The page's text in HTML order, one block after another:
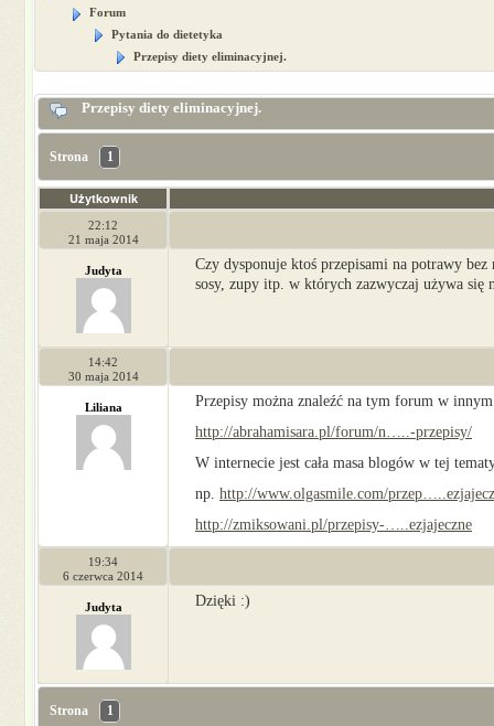
Forum
Pytania do dietetyka
Przepisy diety eliminacyjnej.
Przepisy diety eliminacyjnej.
Strona 1
Użytkownik
22:12
21 maja 2014
Judyta
Czy dysponuje ktoś przepisami na potrawy
sosy, zupy itp. w których zazwyczaj używa się
14:42
30 maja 2014
Liliana
Przepisy można znaleźć na tym forum w
http://abrahamisara.pl/forum/n…..-przepisy/
W internecie jest cała masa blogów w tej
np. http://www.olgasmile.com/
http://zmiksowani.pl/przepisy-…..ezjajeczne
19:34
6 czerwca 2014
Judyta Dzięki :)
Strona 1